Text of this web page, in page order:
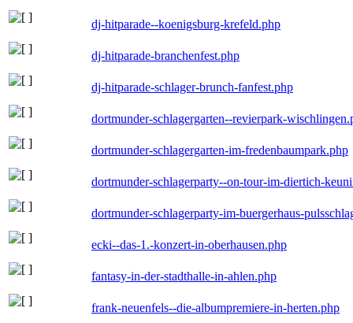
dj-hitparade--koenigsburg-krefeld.php
dj-hitparade-branchenfest.php
dj-hitparade-schlager-brunch-fanfest.php
dortmunder-schlagergarten--revierpark-
dortmunder-schlagergarten-im-fredenbaumpark.php
dortmunder-schlagerparty--on-tour-im-diertich-
dortmunder-schlagerparty-im-buergerhaus-
ecki--das-1.-konzert-in-oberhausen.php
fantasy-in-der-stadthalle-in-ahlen.php
frank-neuenfels--die-albumpremiere-in-herten.php